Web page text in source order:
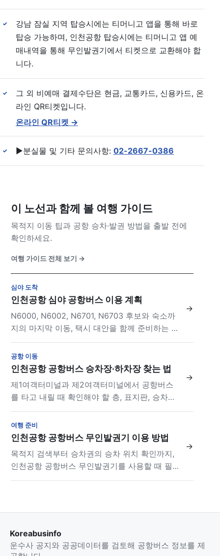
✓
강남 잠실 지역 탑승시에는 티머니고 앱을 통해 바로
탑승 가능하며, 인천공항 탑승시에는 티머니고 앱 예
매내역을 통해 무인발권기에서 티켓으로 교환해야 합
니다.
✓
그 외 비예매 결제수단은 현금, 교통카드, 신용카드, 온
라인 QR티켓입니다.
온라인 QR티켓 →
✓ ▶️분실물 및 기타 문의사항: 02-2667-0386
이 노선과 함께 볼 여행 가이드
목적지 이동 팁과 공항 승차·발권 방법을 출발 전에
확인하세요.
여행 가이드 전체 보기 →
심야 도착
인천공항 심야 공항버스 이용 계획
N6000, N6002, N6701, N6703 후보와 숙소까
지의 마지막 이동, 택시 대안을 함께 준비하는 방
법입니다.
→
공항 이동
인천공항 공항버스 승차장·하차장 찾는 법
제1여객터미널과 제2여객터미널에서 공항버스
를 타고 내릴 때 확인해야 할 층, 표지판, 승차권
정보를 정리했습니다.
→
여행 준비
인천공항 공항버스 무인발권기 이용 방법
목적지 검색부터 승차권의 승차 위치 확인까지,
인천공항 공항버스 무인발권기를 사용할 때 필
요한 순서를 안내합니다.
→
Koreabusinfo
운수사 공지와 공공데이터를 검토해 공항버스 정보를 제